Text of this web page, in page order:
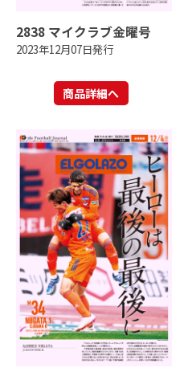
2838 マイクラブ金曜号
2023年12月07日発行
商品詳細へ